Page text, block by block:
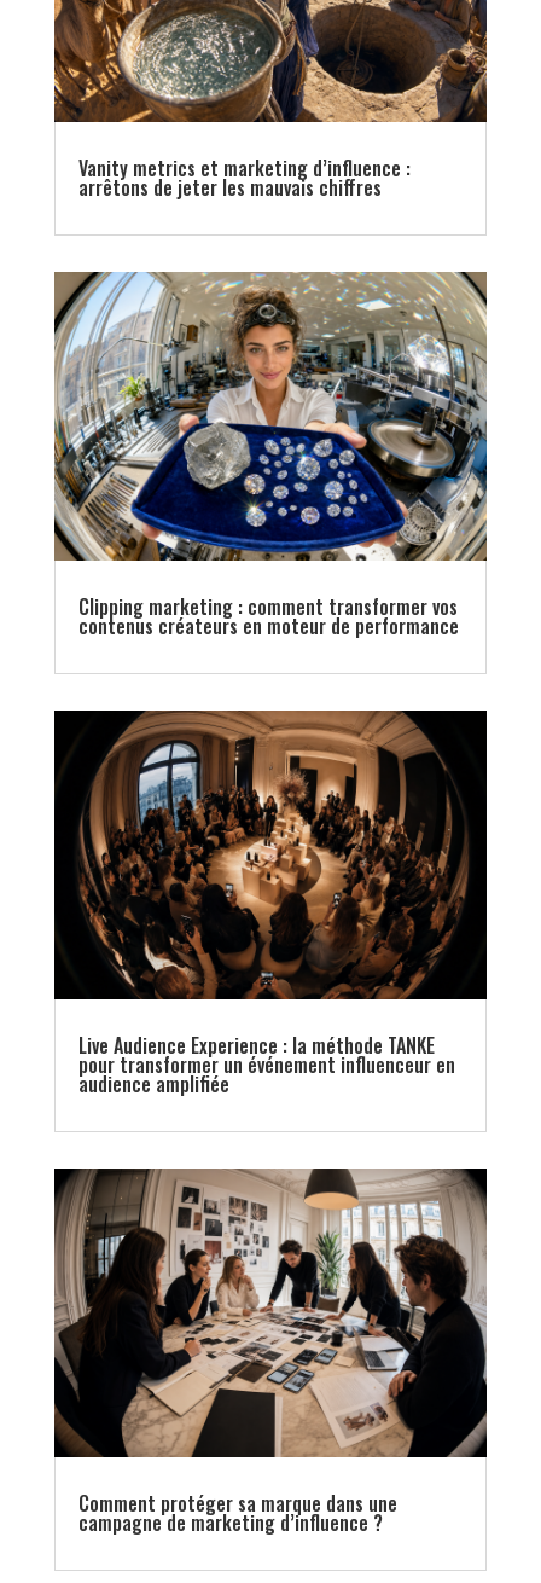
Vanity metrics et marketing d’influence :
arrêtons de jeter les mauvais chiffres
Clipping marketing : comment transformer vos
contenus créateurs en moteur de performance
Live Audience Experience : la méthode TANKE
pour transformer un événement influenceur en
audience amplifiée
Comment protéger sa marque dans une
campagne de marketing d’influence ?